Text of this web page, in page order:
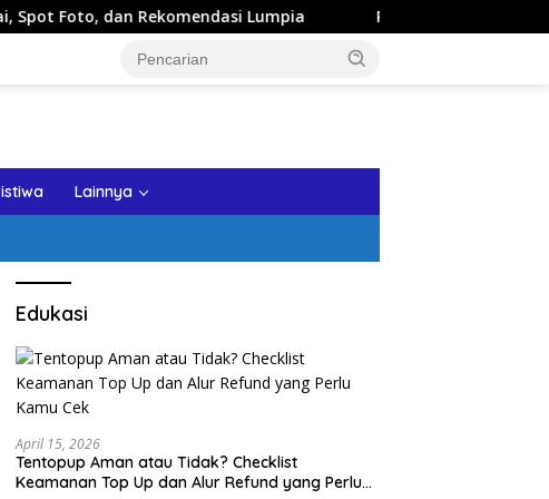
Rekomendasi Lumpia Panduan Wisata Keluarga ke Kota
Lainnya
Edukasi
April 15, 2026
Tentopup Aman atau Tidak? Checklist
Keamanan Top Up dan Alur Refund yang Perlu